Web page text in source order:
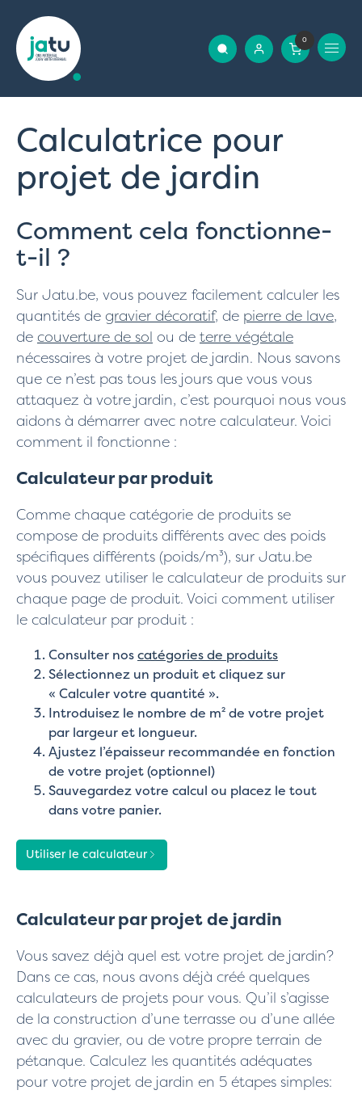
0
Calculatrice pour
projet de jardin
Comment cela fonctionne-
t-il ?
Sur Jatu.be, vous pouvez facilement calculer les
quantités de gravier décoratif, de pierre de lave,
de couverture de sol ou de terre végétale
nécessaires à votre projet de jardin. Nous savons
que ce n’est pas tous les jours que vous vous
attaquez à votre jardin, c’est pourquoi nous vous
aidons à démarrer avec notre calculateur. Voici
comment il fonctionne :
Calculateur par produit
Comme chaque catégorie de produits se
compose de produits différents avec des poids
spécifiques différents (poids/m³), sur Jatu.be
vous pouvez utiliser le calculateur de produits sur
chaque page de produit. Voici comment utiliser
le calculateur par produit :
Consulter noscatégories de produits
Sélectionnez un produit et cliquez sur
« Calculer votre quantité ».
Introduisez le nombre de m² de votre projet
par largeur et longueur.
Ajustez l’épaisseur recommandée en fonction
de votre projet (optionnel)
Sauvegardez votre calcul ou placez le tout
dans votre panier.
Utiliser le calculateur
Calculateur par projet de jardin
Vous savez déjà quel est votre projet de jardin?
Dans ce cas, nous avons déjà créé quelques
calculateurs de projets pour vous. Qu’il s’agisse
de la construction d’une terrasse ou d’une allée
avec du gravier, ou de votre propre terrain de
pétanque. Calculez les quantités adéquates
pour votre projet de jardin en 5 étapes simples: